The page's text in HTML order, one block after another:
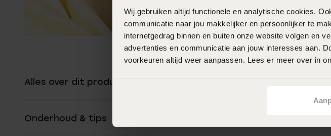
Wij gebruiken altijd functionele en analytische cookies.
communicatie naar jou makkelijker en persoonlijker te
internetgedrag binnen en buiten onze website volgen en
advertenties en communicatie aan jouw interesses aan.
voorkeuren altijd weer aanpassen. Lees er meer over in
Alles over dit product
Onderhoud & tips